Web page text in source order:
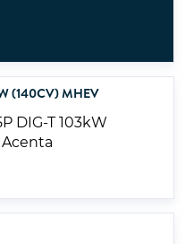
(140CV) MHEV